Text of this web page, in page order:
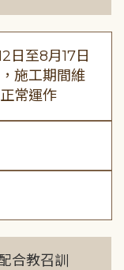
日至8月17日
施工期間維
常運作
合教召訓